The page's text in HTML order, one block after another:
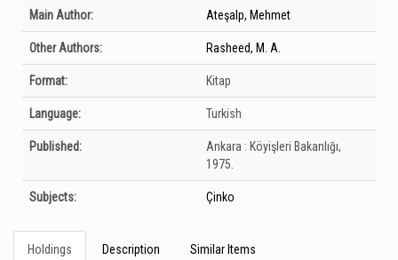
Bibliographic Details
Main Author: Ateşalp, Mehmet
Other Authors: Rasheed, M. A.
Format: Kitap
Language: Turkish
Published: Ankara : Köyişleri Bakanlığı,
1975.
Subjects: Çinko
Holdings Description Similar Items